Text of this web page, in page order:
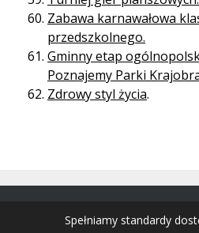
Zabawa karnawałowa
przedszkolnego.
Gminny etap
Poznajemy Parki
Zdrowy styl życia.
Spełniamy standardy